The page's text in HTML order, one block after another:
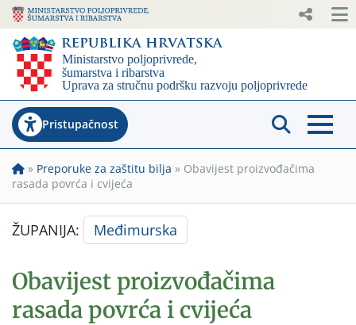
Pristupačnost
» Preporuke za zaštitu bilja » Obavijest proizvođačima
rasada povrća i cvijeća
ŽUPANIJA: Međimurska
Obavijest proizvođačima
rasada povrća i cvijeća